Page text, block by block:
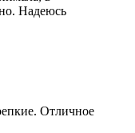
Надеюсь
Отличное